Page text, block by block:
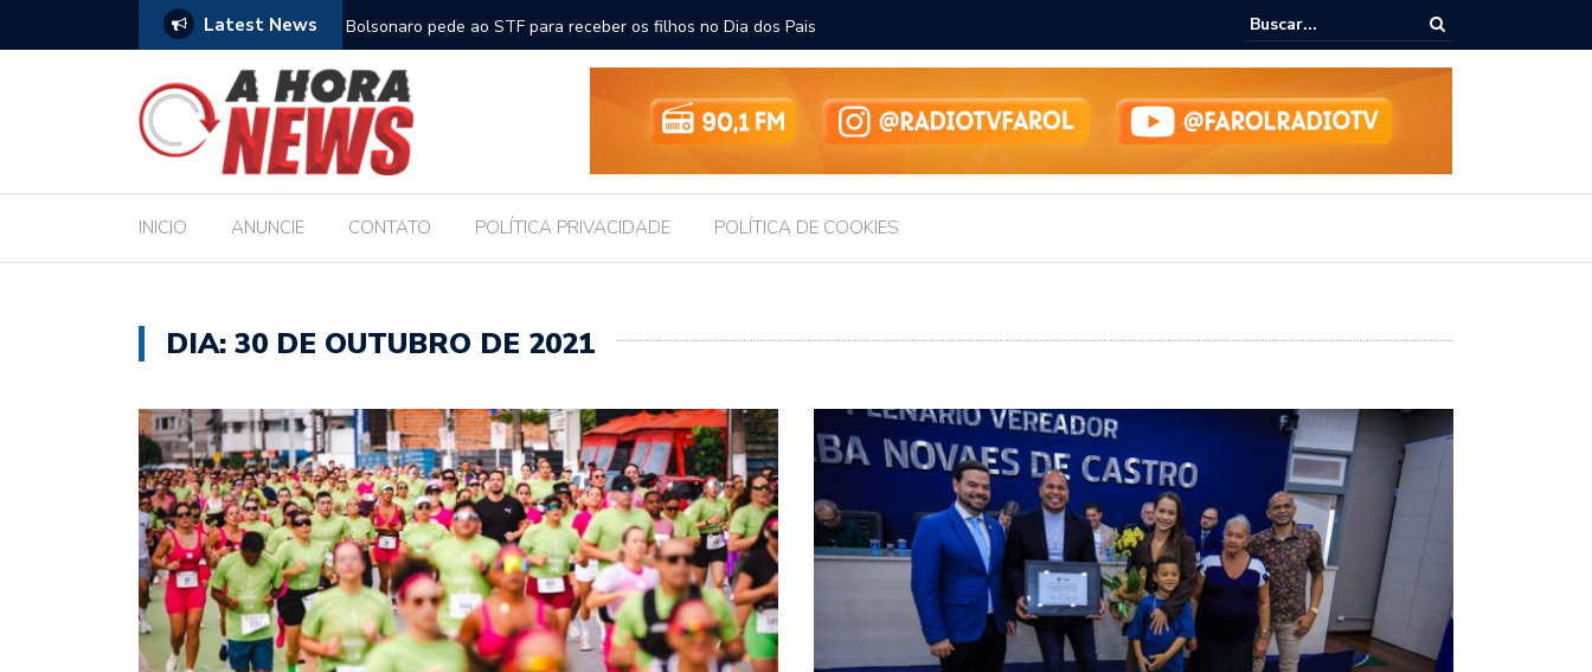
Latest News
com a Educação durante posse Bolsonaro pede ao STF para receber os filhos no Dia dos Pais
Câmara dialoga com UFAL e Faculdade de Coimbra sobre parcerias para
Legislativo
INICIO ANUNCIE CONTATO POLÍTICA PRIVACIDADE POLÍTICA DE COOKIES
DIA: 30 DE OUTUBRO DE 2021